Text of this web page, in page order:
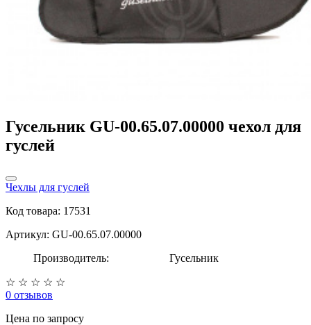
Гусельник GU-00.65.07.00000 чехол для
гуслей
Чехлы для гуслей
Код товара: 17531
Артикул: GU-00.65.07.00000
Производитель:
Гусельник
☆ ☆ ☆ ☆ ☆
0 отзывов
Цена по запросу